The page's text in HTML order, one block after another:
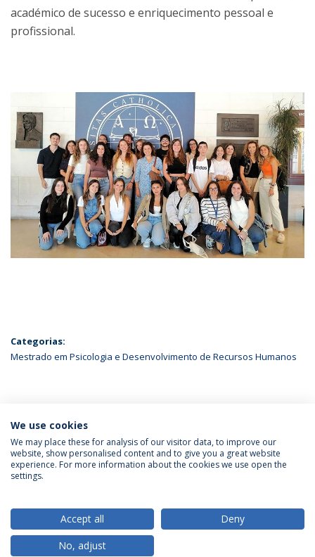
académico de sucesso e enriquecimento pessoal e
profissional.
Categorias:
Mestrado em Psicologia e Desenvolvimento de Recursos Humanos
ÚLTIMAS NOTÍCIAS
Política de Privacidade
Termos & Condições
We use cookies
We may place these for analysis of our visitor data, to improve our
website, show personalised content and to give you a great website
experience. For more information about the cookies we use open the
settings.
Accept all
Deny
No, adjust